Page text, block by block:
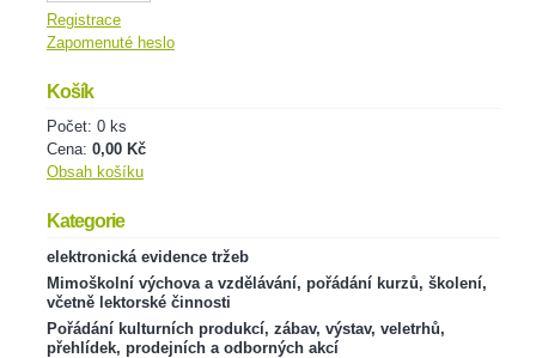
Registrace
Zapomenuté heslo
Košík
Počet: 0 ks
Cena: 0,00 Kč
Obsah košíku
Kategorie
elektronická evidence tržeb
Mimoškolní výchova a vzdělávání, pořádání kurzů, školení,
včetně lektorské činnosti
Pořádání kulturních produkcí, zábav, výstav, veletrhů,
přehlídek, prodejních a odborných akcí